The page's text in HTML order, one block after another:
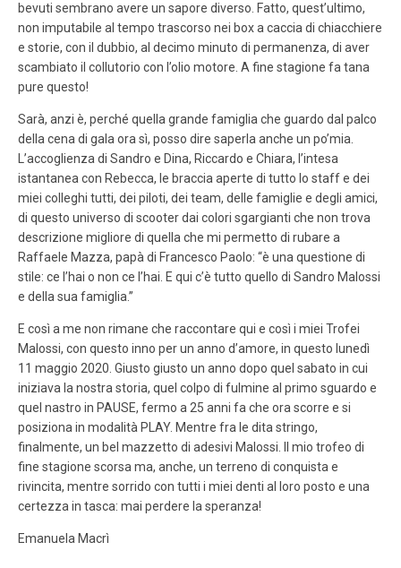
bevuti sembrano avere un sapore diverso. Fatto, quest’ultimo,
non imputabile al tempo trascorso nei box a caccia di chiacchiere
e storie, con il dubbio, al decimo minuto di permanenza, di aver
scambiato il collutorio con l’olio motore. A fine stagione fa tana
pure questo!
Sarà, anzi è, perché quella grande famiglia che guardo dal palco
della cena di gala ora sì, posso dire saperla anche un po’mia.
L’accoglienza di Sandro e Dina, Riccardo e Chiara, l’intesa
istantanea con Rebecca, le braccia aperte di tutto lo staff e dei
miei colleghi tutti, dei piloti, dei team, delle famiglie e degli amici,
di questo universo di scooter dai colori sgargianti che non trova
descrizione migliore di quella che mi permetto di rubare a
Raffaele Mazza, papà di Francesco Paolo: “è una questione di
stile: ce l’hai o non ce l’hai. E qui c’è tutto quello di Sandro Malossi
e della sua famiglia.”
E così a me non rimane che raccontare qui e così i miei Trofei
Malossi, con questo inno per un anno d’amore, in questo lunedì
11 maggio 2020. Giusto giusto un anno dopo quel sabato in cui
iniziava la nostra storia, quel colpo di fulmine al primo sguardo e
quel nastro in PAUSE, fermo a 25 anni fa che ora scorre e si
posiziona in modalità PLAY. Mentre fra le dita stringo,
finalmente, un bel mazzetto di adesivi Malossi. Il mio trofeo di
fine stagione scorsa ma, anche, un terreno di conquista e
rivincita, mentre sorrido con tutti i miei denti al loro posto e una
certezza in tasca: mai perdere la speranza!
Emanuela Macrì